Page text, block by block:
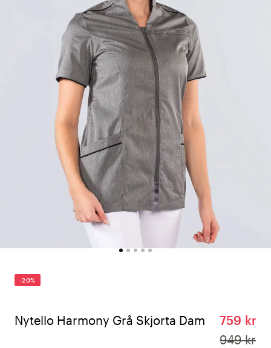
-20%
Nytello Harmony Grå Skjorta Dam
759 kr
949 kr